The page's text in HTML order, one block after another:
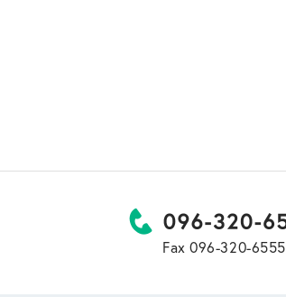
Fax 096-320-6555